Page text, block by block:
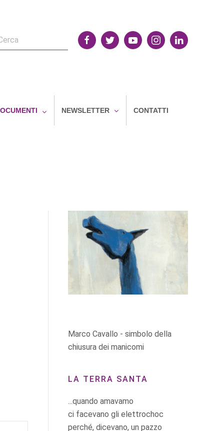
NEWSLETTER CONTATTI
Marco Cavallo - simbolo della
chiusura dei manicomi
LA TERRA SANTA
...quando amavamo
ci facevano gli elettrochoc
perché, dicevano, un pazzo